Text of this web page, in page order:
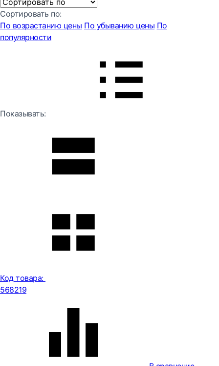
Сортировать по:
По возрастанию цены По убыванию цены По
популярности
Показывать:
Код товара:
568219